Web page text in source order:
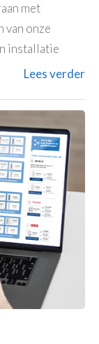
met
van onze
installatie
Lees verder